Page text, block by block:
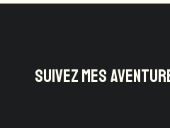
SUIVEZ MES